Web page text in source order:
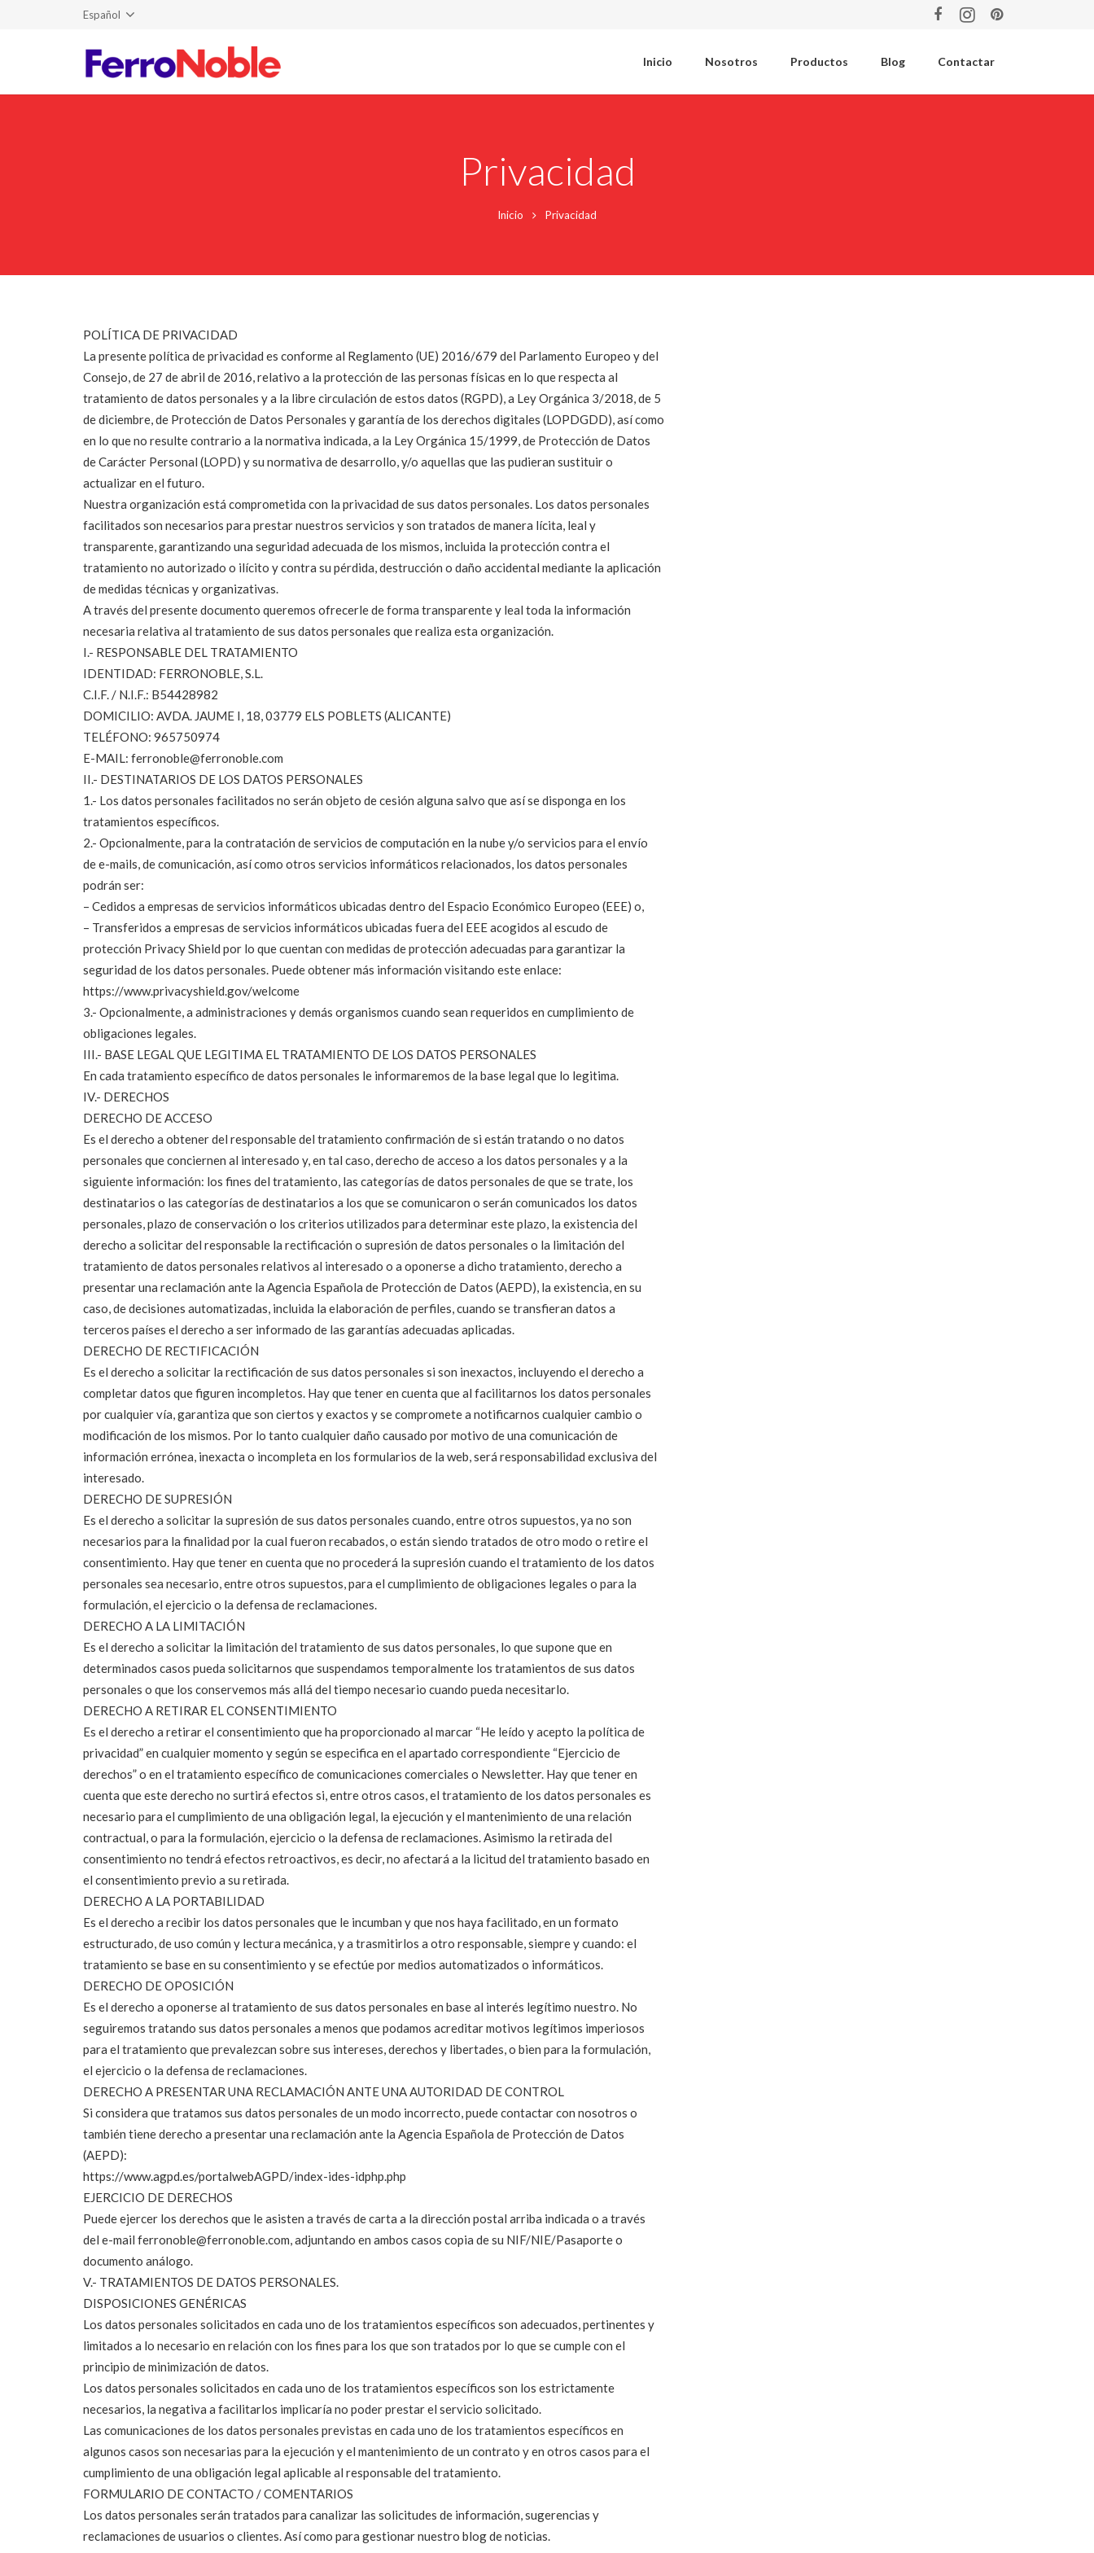
Español
Inicio Nosotros Productos Blog Contactar
Privacidad
Inicio Privacidad
POLÍTICA DE PRIVACIDAD
La presente política de privacidad es conforme al Reglamento (UE) 2016/679 del Parlamento Europeo y del
Consejo, de 27 de abril de 2016, relativo a la protección de las personas físicas en lo que respecta al
tratamiento de datos personales y a la libre circulación de estos datos (RGPD), a Ley Orgánica 3/2018, de 5
de diciembre, de Protección de Datos Personales y garantía de los derechos digitales (LOPDGDD), así como
en lo que no resulte contrario a la normativa indicada, a la Ley Orgánica 15/1999, de Protección de Datos
de Carácter Personal (LOPD) y su normativa de desarrollo, y/o aquellas que las pudieran sustituir o
actualizar en el futuro.
Nuestra organización está comprometida con la privacidad de sus datos personales. Los datos personales
facilitados son necesarios para prestar nuestros servicios y son tratados de manera lícita, leal y
transparente, garantizando una seguridad adecuada de los mismos, incluida la protección contra el
tratamiento no autorizado o ilícito y contra su pérdida, destrucción o daño accidental mediante la aplicación
de medidas técnicas y organizativas.
A través del presente documento queremos ofrecerle de forma transparente y leal toda la información
necesaria relativa al tratamiento de sus datos personales que realiza esta organización.
I.- RESPONSABLE DEL TRATAMIENTO
IDENTIDAD: FERRONOBLE, S.L.
C.I.F. / N.I.F.: B54428982
DOMICILIO: AVDA. JAUME I, 18, 03779 ELS POBLETS (ALICANTE)
TELÉFONO: 965750974
E-MAIL: ferronoble@ferronoble.com
II.- DESTINATARIOS DE LOS DATOS PERSONALES
1.- Los datos personales facilitados no serán objeto de cesión alguna salvo que así se disponga en los
tratamientos específicos.
2.- Opcionalmente, para la contratación de servicios de computación en la nube y/o servicios para el envío
de e-mails, de comunicación, así como otros servicios informáticos relacionados, los datos personales
podrán ser:
– Cedidos a empresas de servicios informáticos ubicadas dentro del Espacio Económico Europeo (EEE) o,
– Transferidos a empresas de servicios informáticos ubicadas fuera del EEE acogidos al escudo de
protección Privacy Shield por lo que cuentan con medidas de protección adecuadas para garantizar la
seguridad de los datos personales. Puede obtener más información visitando este enlace:
https://www.privacyshield.gov/welcome
3.- Opcionalmente, a administraciones y demás organismos cuando sean requeridos en cumplimiento de
obligaciones legales.
III.- BASE LEGAL QUE LEGITIMA EL TRATAMIENTO DE LOS DATOS PERSONALES
En cada tratamiento específico de datos personales le informaremos de la base legal que lo legitima.
IV.- DERECHOS
DERECHO DE ACCESO
Es el derecho a obtener del responsable del tratamiento confirmación de si están tratando o no datos
personales que conciernen al interesado y, en tal caso, derecho de acceso a los datos personales y a la
siguiente información: los fines del tratamiento, las categorías de datos personales de que se trate, los
destinatarios o las categorías de destinatarios a los que se comunicaron o serán comunicados los datos
personales, plazo de conservación o los criterios utilizados para determinar este plazo, la existencia del
derecho a solicitar del responsable la rectificación o supresión de datos personales o la limitación del
tratamiento de datos personales relativos al interesado o a oponerse a dicho tratamiento, derecho a
presentar una reclamación ante la Agencia Española de Protección de Datos (AEPD), la existencia, en su
caso, de decisiones automatizadas, incluida la elaboración de perfiles, cuando se transfieran datos a
terceros países el derecho a ser informado de las garantías adecuadas aplicadas.
DERECHO DE RECTIFICACIÓN
Es el derecho a solicitar la rectificación de sus datos personales si son inexactos, incluyendo el derecho a
completar datos que figuren incompletos. Hay que tener en cuenta que al facilitarnos los datos personales
por cualquier vía, garantiza que son ciertos y exactos y se compromete a notificarnos cualquier cambio o
modificación de los mismos. Por lo tanto cualquier daño causado por motivo de una comunicación de
información errónea, inexacta o incompleta en los formularios de la web, será responsabilidad exclusiva del
interesado.
DERECHO DE SUPRESIÓN
Es el derecho a solicitar la supresión de sus datos personales cuando, entre otros supuestos, ya no son
necesarios para la finalidad por la cual fueron recabados, o están siendo tratados de otro modo o retire el
consentimiento. Hay que tener en cuenta que no procederá la supresión cuando el tratamiento de los datos
personales sea necesario, entre otros supuestos, para el cumplimiento de obligaciones legales o para la
formulación, el ejercicio o la defensa de reclamaciones.
DERECHO A LA LIMITACIÓN
Es el derecho a solicitar la limitación del tratamiento de sus datos personales, lo que supone que en
determinados casos pueda solicitarnos que suspendamos temporalmente los tratamientos de sus datos
personales o que los conservemos más allá del tiempo necesario cuando pueda necesitarlo.
DERECHO A RETIRAR EL CONSENTIMIENTO
Es el derecho a retirar el consentimiento que ha proporcionado al marcar “He leído y acepto la política de
privacidad” en cualquier momento y según se especifica en el apartado correspondiente “Ejercicio de
derechos” o en el tratamiento específico de comunicaciones comerciales o Newsletter. Hay que tener en
cuenta que este derecho no surtirá efectos si, entre otros casos, el tratamiento de los datos personales es
necesario para el cumplimiento de una obligación legal, la ejecución y el mantenimiento de una relación
contractual, o para la formulación, ejercicio o la defensa de reclamaciones. Asimismo la retirada del
consentimiento no tendrá efectos retroactivos, es decir, no afectará a la licitud del tratamiento basado en
el consentimiento previo a su retirada.
DERECHO A LA PORTABILIDAD
Es el derecho a recibir los datos personales que le incumban y que nos haya facilitado, en un formato
estructurado, de uso común y lectura mecánica, y a trasmitirlos a otro responsable, siempre y cuando: el
tratamiento se base en su consentimiento y se efectúe por medios automatizados o informáticos.
DERECHO DE OPOSICIÓN
Es el derecho a oponerse al tratamiento de sus datos personales en base al interés legítimo nuestro. No
seguiremos tratando sus datos personales a menos que podamos acreditar motivos legítimos imperiosos
para el tratamiento que prevalezcan sobre sus intereses, derechos y libertades, o bien para la formulación,
el ejercicio o la defensa de reclamaciones.
DERECHO A PRESENTAR UNA RECLAMACIÓN ANTE UNA AUTORIDAD DE CONTROL
Si considera que tratamos sus datos personales de un modo incorrecto, puede contactar con nosotros o
también tiene derecho a presentar una reclamación ante la Agencia Española de Protección de Datos
(AEPD):
https://www.agpd.es/portalwebAGPD/index-ides-idphp.php
EJERCICIO DE DERECHOS
Puede ejercer los derechos que le asisten a través de carta a la dirección postal arriba indicada o a través
del e-mail ferronoble@ferronoble.com, adjuntando en ambos casos copia de su NIF/NIE/Pasaporte o
documento análogo.
V.- TRATAMIENTOS DE DATOS PERSONALES.
DISPOSICIONES GENÉRICAS
Los datos personales solicitados en cada uno de los tratamientos específicos son adecuados, pertinentes y
limitados a lo necesario en relación con los fines para los que son tratados por lo que se cumple con el
principio de minimización de datos.
Los datos personales solicitados en cada uno de los tratamientos específicos son los estrictamente
necesarios, la negativa a facilitarlos implicaría no poder prestar el servicio solicitado.
Las comunicaciones de los datos personales previstas en cada uno de los tratamientos específicos en
algunos casos son necesarias para la ejecución y el mantenimiento de un contrato y en otros casos para el
cumplimiento de una obligación legal aplicable al responsable del tratamiento.
FORMULARIO DE CONTACTO / COMENTARIOS
Los datos personales serán tratados para canalizar las solicitudes de información, sugerencias y
reclamaciones de usuarios o clientes. Así como para gestionar nuestro blog de noticias.